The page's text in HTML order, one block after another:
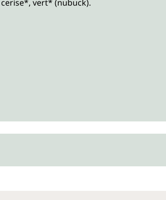
vert* (nubuck).